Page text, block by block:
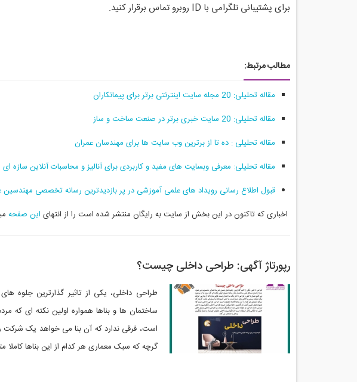
برای پشتیبانی تلگرامی با ID روبرو تماس برقرار کنید.
مطالب مرتبط:
مقاله تحلیلی: 20 مجله سایت اینترنتی برتر برای پیمانکاران
مقاله تحلیلی: 20 سایت خبری برتر در صنعت ساخت‌ و ساز
مقاله تحلیلی : ده تا از برترین وب سایت ها برای مهندسان عمران
مقاله تحلیلی: معرفی وبسایت های مفید و کاربردی برای آنالیز و محاسبات آنلاین سازه ای
قبول اطلاع رسانی رويداد های علمی آموزشی در پر بازديدترين رسانه تخصصی
اخباری که تاکنون در این بخش از سایت به رایگان منتشر شده است را از انتهای این صفحه
رپورتاژ آگهی:‌ طراحی داخلی چیست؟
طراحی داخلی، یکی از تاثیر گذارترین جلوه
ساختمان ها و بناها همواره اولین نکته ای که
است، فرقی ندارد که آن بنا می خواهد یک شرکت
گرچه که سبک معماری هر کدام از این بناها کاملا